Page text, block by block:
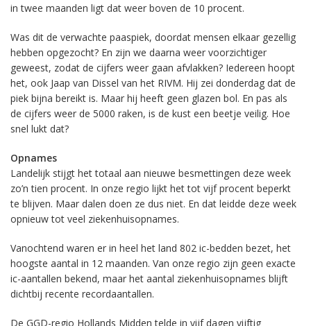
in twee maanden ligt dat weer boven de 10 procent.
Was dit de verwachte paaspiek, doordat mensen elkaar gezellig
hebben opgezocht? En zijn we daarna weer voorzichtiger
geweest, zodat de cijfers weer gaan afvlakken? Iedereen hoopt
het, ook Jaap van Dissel van het RIVM. Hij zei donderdag dat de
piek bijna bereikt is. Maar hij heeft geen glazen bol. En pas als
de cijfers weer de 5000 raken, is de kust een beetje veilig. Hoe
snel lukt dat?
Opnames
Landelijk stijgt het totaal aan nieuwe besmettingen deze week
zo’n tien procent. In onze regio lijkt het tot vijf procent beperkt
te blijven. Maar dalen doen ze dus niet. En dat leidde deze week
opnieuw tot veel ziekenhuisopnames.
Vanochtend waren er in heel het land 802 ic-bedden bezet, het
hoogste aantal in 12 maanden. Van onze regio zijn geen exacte
ic-aantallen bekend, maar het aantal ziekenhuisopnames blijft
dichtbij recente recordaantallen.
De GGD-regio Hollands Midden telde in vijf dagen vijftig